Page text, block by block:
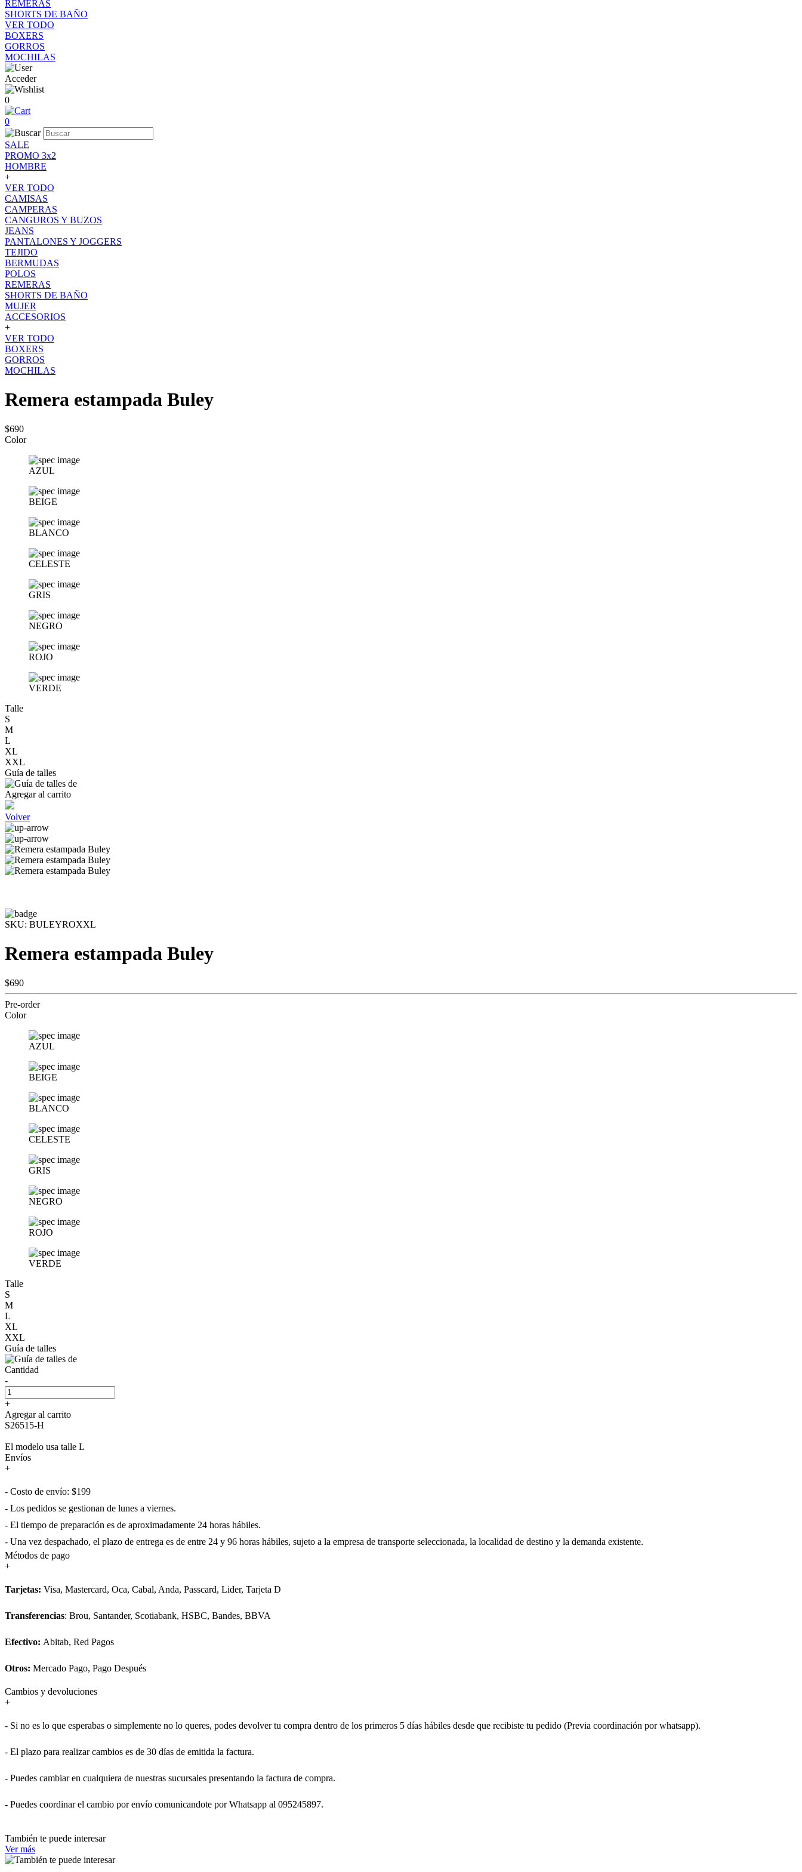
REMERAS
SHORTS DE BAÑO
VER TODO
BOXERS
GORROS
MOCHILAS
Acceder
0
0
SALE
PROMO 3x2
HOMBRE
+
VER TODO
CAMISAS
CAMPERAS
CANGUROS Y BUZOS
JEANS
PANTALONES Y JOGGERS
TEJIDO
BERMUDAS
POLOS
REMERAS
SHORTS DE BAÑO
MUJER
ACCESORIOS
+
VER TODO
BOXERS
GORROS
MOCHILAS
Remera estampada Buley
$690
Color
AZUL
BEIGE
BLANCO
CELESTE
GRIS
NEGRO
ROJO
VERDE
Talle
S
M
L
XL
XXL
Guía de talles
Agregar al carrito
Volver
SKU: BULEYROXXL
Remera estampada Buley
$690
Pre-order
Color
AZUL
BEIGE
BLANCO
CELESTE
GRIS
NEGRO
ROJO
VERDE
Talle
S
M
L
XL
XXL
Guía de talles
Cantidad
-
+
Agregar al carrito
S26515-H
El modelo usa talle L
Envíos
+
- Costo de envío: $199
- Los pedidos se gestionan de lunes a viernes.
- El tiempo de preparación es de aproximadamente 24 horas hábiles.
- Una vez despachado, el plazo de entrega es de entre 24 y 96 horas hábiles, sujeto a la empresa de transporte seleccionada, la localidad de destino y la demanda existente.
Métodos de pago
+
Tarjetas: Visa, Mastercard, Oca, Cabal, Anda, Passcard, Lider, Tarjeta D
Transferencias: Brou, Santander, Scotiabank, HSBC, Bandes, BBVA
Efectivo: Abitab, Red Pagos
Otros: Mercado Pago, Pago Después
Cambios y devoluciones
+
- Si no es lo que esperabas o simplemente no lo queres, podes devolver tu compra dentro de los primeros 5 días hábiles desde que recibiste tu pedido (Previa coordinación por whatsapp).
- El plazo para realizar cambios es de 30 días de emitida la factura.
- Puedes cambiar en cualquiera de nuestras sucursales presentando la factura de compra.
- Puedes coordinar el cambio por envío comunicandote por Whatsapp al 095245897.
También te puede interesar
Ver más